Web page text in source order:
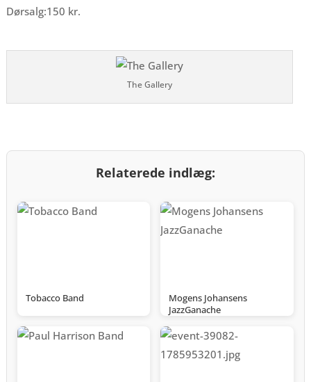
Dørsalg:150 kr.
The Gallery
Relaterede indlæg:
Tobacco Band
Mogens Johansens
JazzGanache